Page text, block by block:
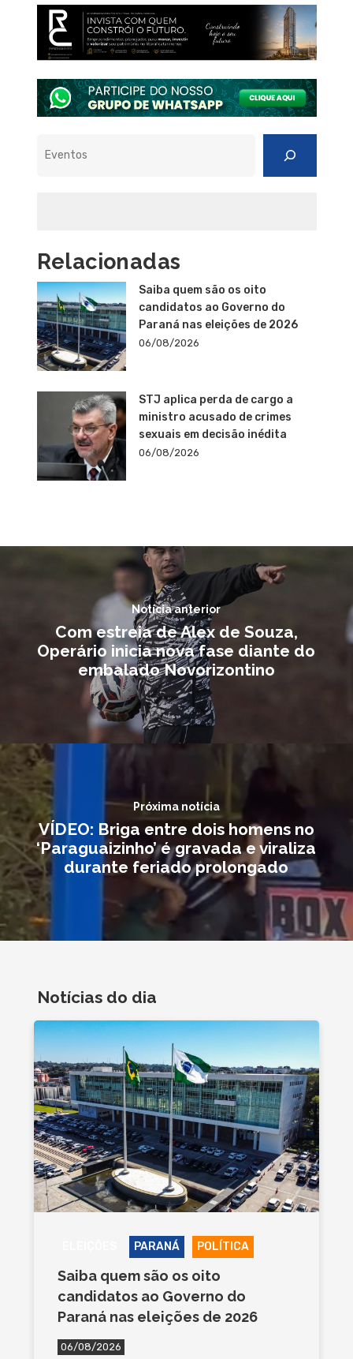
Relacionadas
Saiba quem são os oito
candidatos ao Governo do
Paraná nas eleições de 2026
06/08/2026
STJ aplica perda de cargo a
ministro acusado de crimes
sexuais em decisão inédita
06/08/2026
Notícia anterior
Com estreia de Alex de Souza,
Operário inicia nova fase diante do
embalado Novorizontino
Próxima notícia
VÍDEO: Briga entre dois homens no
‘Paraguaizinho’ é gravada e viraliza
durante feriado prolongado
Notícias do dia
PARANÁ POLÍTICA
Saiba quem são os oito
candidatos ao Governo do
Paraná nas eleições de 2026
06/08/2026